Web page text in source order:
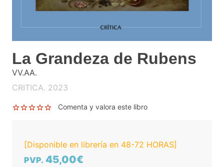
La Grandeza de Rubens
VV.AA.
CRITICA. 2023
Comenta y valora este libro
[Disponible en librería en 48-72 HORAS]
PVP. 45,00€